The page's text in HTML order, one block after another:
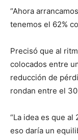
“Ahora
tenemos el 62%
Precisó que al
colocados entre
reducción de
rondan entre el
“La idea es que al
eso daría un